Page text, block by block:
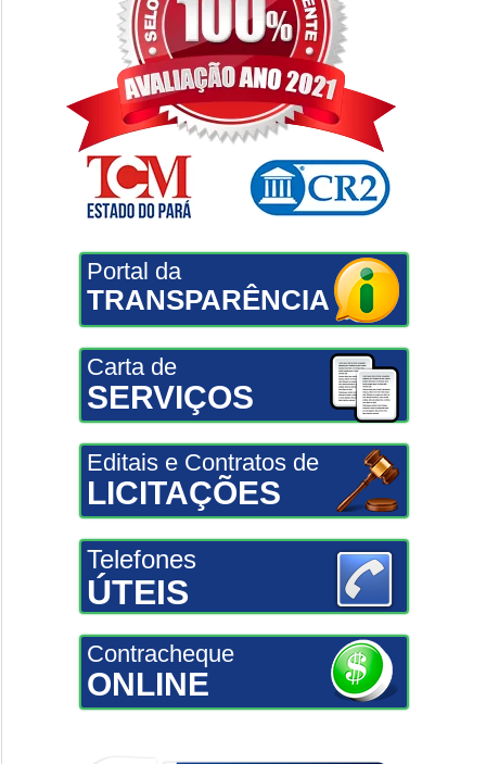
Portal da
TRANSPARÊNCIA
Carta de
SERVIÇOS
Editais e Contratos de
LICITAÇÕES
Telefones
ÚTEIS
Contracheque
ONLINE